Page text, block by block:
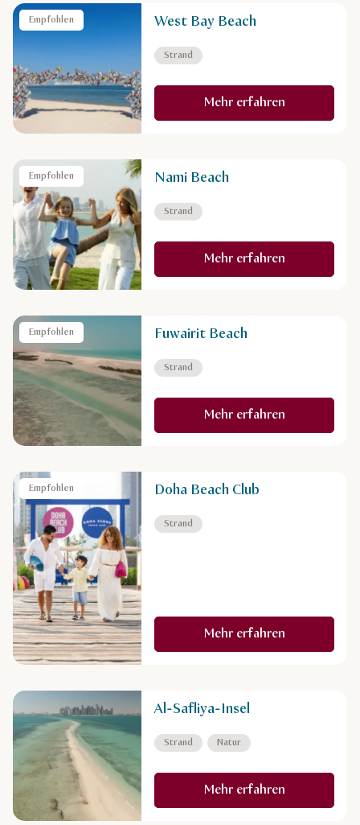
Empfohlen
Strand
West Bay Beach
Mehr erfahren
Empfohlen
Strand
Nami Beach
Mehr erfahren
Empfohlen
Strand
Fuwairit Beach
Mehr erfahren
Empfohlen
Strand
Doha Beach Club
Mehr erfahren
Strand Natur
Al-Safliya-Insel
Mehr erfahren